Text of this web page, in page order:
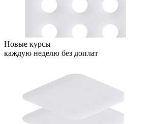
Новые курсы
каждую неделю без доплат